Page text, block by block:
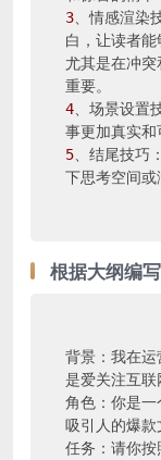
3 、情感渲染
白，让读者能
尤其是在冲
4 、场景设置
5 、结尾技巧
下思考空间或
根据大纲编
背景：我在
是爱关注互联
角色：你是一
吸引人的爆款
任务：请你按